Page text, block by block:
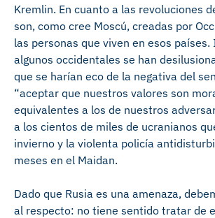
Kremlin. En cuanto a las revoluciones
son, como cree Moscú, creadas por
las personas que viven en esos países.
algunos occidentales se han
que se harían eco de la negativa del
“aceptar que nuestros valores son
equivalentes a los de nuestros
a los cientos de miles de ucranianos
invierno y la violenta policía
meses en el Maidan.
Dado que Rusia es una amenaza,
al respecto: no tiene sentido tratar de